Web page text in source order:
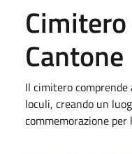
Cantone
Il cimitero
loculi, creando un
commemorazione